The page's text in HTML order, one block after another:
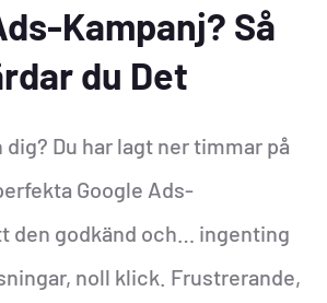
Kampanj? Så
du Det
dig? Du har lagt ner timmar på
Google Ads-
den godkänd och… ingenting
noll klick. Frustrerande,